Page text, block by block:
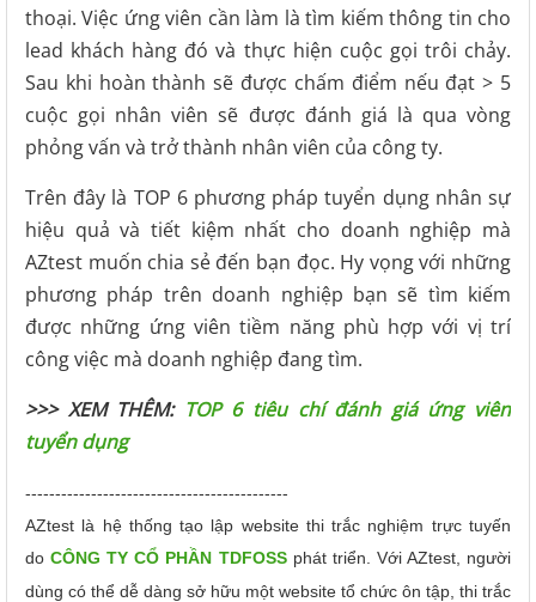
thoại. Việc ứng viên cần làm là tìm kiếm thông tin cho
lead khách hàng đó và thực hiện cuộc gọi trôi chảy.
Sau khi hoàn thành sẽ được chấm điểm nếu đạt > 5
cuộc gọi nhân viên sẽ được đánh giá là qua vòng
phỏng vấn và trở thành nhân viên của công ty.
Trên đây là TOP 6 phương pháp tuyển dụng nhân sự
hiệu quả và tiết kiệm nhất cho doanh nghiệp mà
AZtest muốn chia sẻ đến bạn đọc. Hy vọng với những
phương pháp trên doanh nghiệp bạn sẽ tìm kiếm
được những ứng viên tiềm năng phù hợp với vị trí
công việc mà doanh nghiệp đang tìm.
>>> XEM THÊM: TOP 6 tiêu chí đánh giá ứng viên
tuyển dụng
--------------------------------------------
AZtest là hệ thống tạo lập website thi trắc nghiệm trực tuyến
do CÔNG TY CỔ PHẦN TDFOSS phát triển.
Với AZtest, người
dùng có thể dễ dàng sở hữu một website tổ chức ôn tập, thi trắc